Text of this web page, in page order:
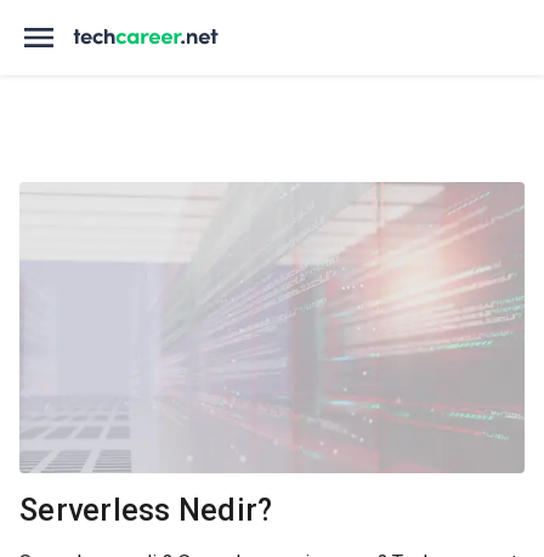
Serverless Nedir?